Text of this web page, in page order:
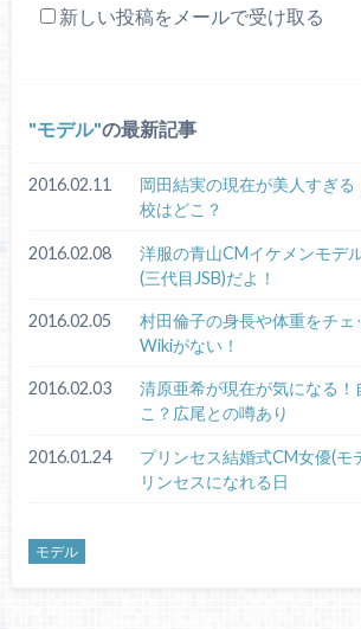
新しい投稿をメールで受け取る
モデル の最新記事
2016.02.11
岡田結実の現在が美人すぎる
校はどこ？
2016.02.08
洋服の青山CMイケメンモデ
(三代目JSB)だよ！
2016.02.05
村田倫子の身長や体重をチェ
Wikiがない！
2016.02.03
清原亜希が現在が気になる！
こ？広尾との噂あり
2016.01.24
プリンセス結婚式CM女優(モ
リンセスになれる日
モデル